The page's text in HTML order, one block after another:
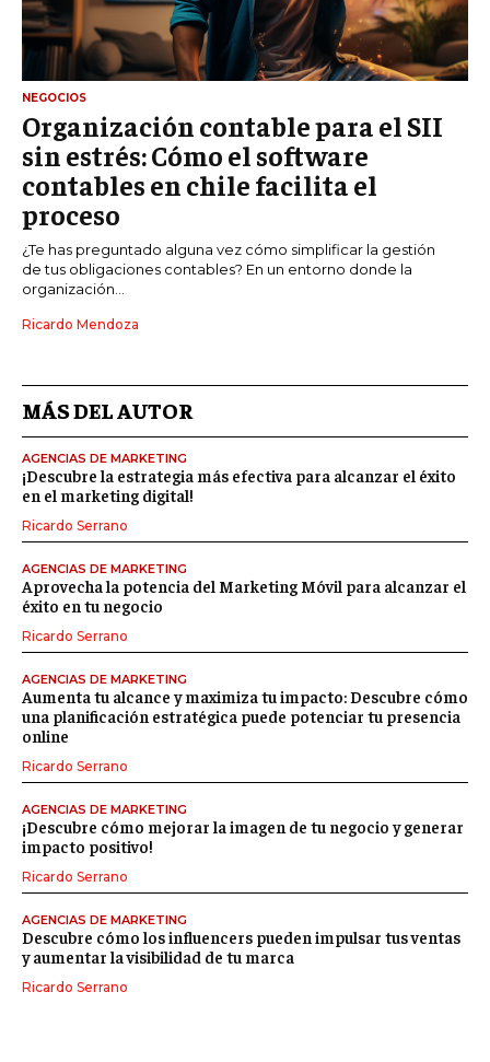
NEGOCIOS
Organización contable para el SII
sin estrés: Cómo el software
contables en chile facilita el
proceso
¿Te has preguntado alguna vez cómo simplificar la gestión
de tus obligaciones contables? En un entorno donde la
organización...
Ricardo Mendoza
MÁS DEL AUTOR
AGENCIAS DE MARKETING
¡Descubre la estrategia más efectiva para alcanzar el éxito
en el marketing digital!
Ricardo Serrano
AGENCIAS DE MARKETING
Aprovecha la potencia del Marketing Móvil para alcanzar el
éxito en tu negocio
Ricardo Serrano
AGENCIAS DE MARKETING
Aumenta tu alcance y maximiza tu impacto: Descubre cómo
una planificación estratégica puede potenciar tu presencia
online
Ricardo Serrano
AGENCIAS DE MARKETING
¡Descubre cómo mejorar la imagen de tu negocio y generar
impacto positivo!
Ricardo Serrano
AGENCIAS DE MARKETING
Descubre cómo los influencers pueden impulsar tus ventas
y aumentar la visibilidad de tu marca
Ricardo Serrano